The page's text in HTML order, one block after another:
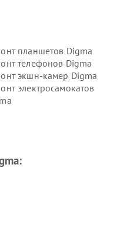
планшетов Digma
телефонов Digma
экшн-камер Digma
электросамокатов